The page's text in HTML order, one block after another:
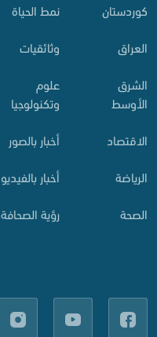
کوردستان
العراق
الشرق
الأوسط
الاقتصاد
الرياضة
الصحة
نمط الحياة
وثائقيات
علوم
وتكنولوجيا
أخبار بالصور
أخبار بالفيديو
رؤية الصحافة